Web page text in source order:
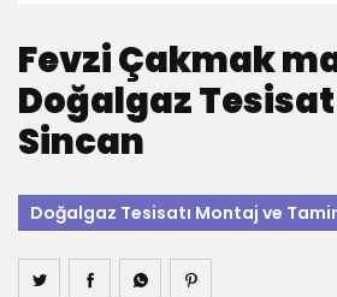
Fevzi Çakmak
Doğalgaz
Sincan
Doğalgaz Tesisatı Montaj ve